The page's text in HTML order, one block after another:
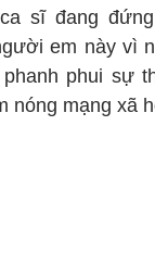
sĩ đang
em này vì
phui sự
nóng mạng xã